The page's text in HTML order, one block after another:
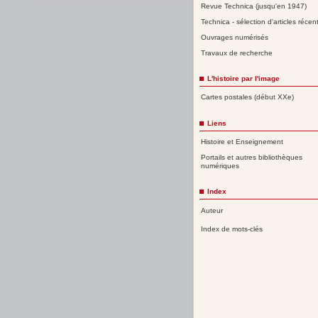
Revue Technica (jusqu'en 1947)
Technica - sélection d'articles
Ouvrages numérisés
Travaux de recherche
L'histoire par l'image
Cartes postales (début XXe)
Liens
Histoire et Enseignement
Portails et autres bibliothèques
numériques
Index
Auteur
Index de mots-clés